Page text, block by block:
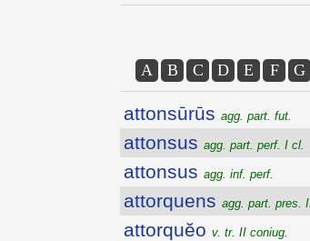
A B C D E F G
attonsūrūs agg. part. fut.
attonsus agg. part. perf. I cl.
attonsus agg. inf. perf.
attorquens agg. part. pres.
attorquĕo v. tr. II coniug.